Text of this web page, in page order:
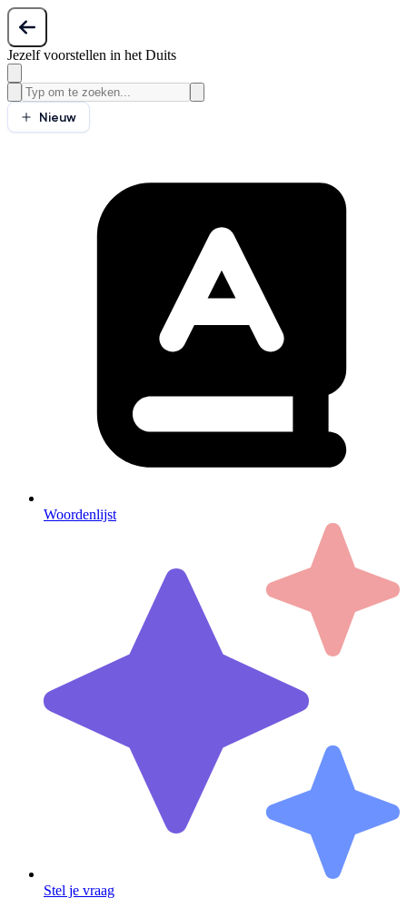
Jezelf voorstellen in het Duits
Nieuw
Woordenlijst
Stel je vraag